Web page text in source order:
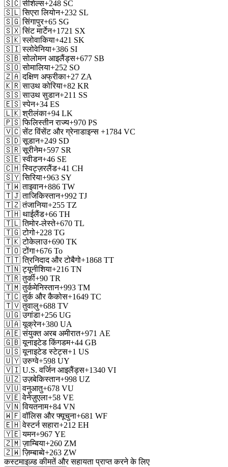
🇸🇨 सीशेल्स+248 SC
🇸🇱 सिएरा लियोन+232 SL
🇸🇬 सिंगापुर+65 SG
🇸🇽 सिंट मार्टेन+1721 SX
🇸🇰 स्लोवाकिया+421 SK
🇸🇮 स्लोवेनिया+386 SI
🇸🇧 सोलोमन आइलैंड्स+677 SB
🇸🇴 सोमालिया+252 SO
🇿🇦 दक्षिण अफ्रीका+27 ZA
🇰🇷 साउथ कोरिया+82 KR
🇸🇸 साउथ सुडान+211 SS
🇪🇸 स्पेन+34 ES
🇱🇰 श्रीलंका+94 LK
🇵🇸 फिलिस्तीन राज्य+970 PS
🇻🇨 सेंट विंसेंट और ग्रेनाडाइन्स +1784 VC
🇸🇩 सूडान+249 SD
🇸🇷 सूरीनेम+597 SR
🇸🇪 स्वीडन+46 SE
🇨🇭 स्विट्ज़रलैंड+41 CH
🇸🇾 सिरिया+963 SY
🇹🇼 ताइवान+886 TW
🇹🇯 ताजिकिस्तान+992 TJ
🇹🇿 तंजानिया+255 TZ
🇹🇭 थाईलैंड+66 TH
🇹🇱 तिमोर-लेस्ते+670 TL
🇹🇬 टोगो+228 TG
🇹🇰 टोकेलाउ+690 TK
🇹🇴 टोंगा+676 To
🇹🇹 त्रिनिदाद और टोबैगो+1868 TT
🇹🇳 ट्यूनीशिया+216 TN
🇹🇷 तुर्की+90 TR
🇹🇲 तुर्कमेनिस्तान+993 TM
🇹🇨 तुर्क और कैकोस+1649 TC
🇹🇻 तुवालु+688 TV
🇺🇬 उगांडा+256 UG
🇺🇦 यूक्रेन+380 UA
🇦🇪 संयुक्त अरब अमीरात+971 AE
🇬🇧 यूनाइटेड किंगडम+44 GB
🇺🇸 यूनाइटेड स्टेट्स+1 US
🇺🇾 उरुग्वे+598 UY
🇻🇮 U.S. वर्जिन आइलैंड्स+1340 VI
🇺🇿 उज़बेकिस्तान+998 UZ
🇻🇺 वनुआतु+678 VU
🇻🇪 वेनेज़ुएला+58 VE
🇻🇳 वियतनाम+84 VN
🇼🇫 वॉलिस और फ्यूचुना+681 WF
🇪🇭 वेस्टर्न सहारा+212 EH
🇾🇪 यमन+967 YE
🇿🇲 ज़ाम्बिया+260 ZM
🇿🇼 ज़िम्बाब्वे+263 ZW
कस्टमाइज़्ड कीमतें और सहायता प्राप्त करने के लिए